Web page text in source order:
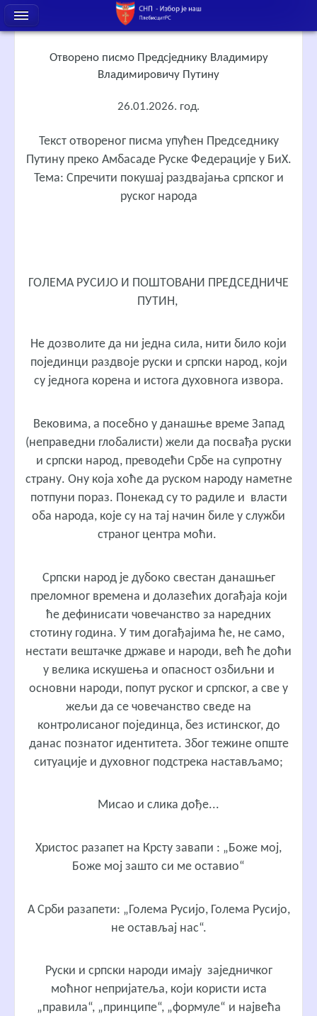
Отворено писмо Предсједнику Владимиру
Владимировичу Путину
26.01.2026. год.
Текст отвореног писма упућен Председнику
Путину преко Амбасаде Руске Федерације у БиХ.
Тема: Спречити покушај раздвајања српског и
руског народа
ГОЛЕМА РУСИЈО И ПОШТОВАНИ ПРЕДСЕДНИЧЕ
ПУТИН,
Не дозволите да ни једна сила, нити било који
појединци раздвоје руски и српски народ, који
су једнога корена и истога духовнога извора.
Вековима, а посебно у данашње време Запад
(неправедни глобалисти) жели да посвађа руски
и српски народ, преводећи Србе на супротну
страну. Ону која хоће да руском народу наметне
потпуни пораз. Понекад су то радиле и власти
оба народа, које су на тај начин биле у служби
страног центра моћи.
Српски народ је дубоко свестан данашњег
преломног времена и долазећих догађаја који
ће дефинисати човечанство за наредних
стотину година. У тим догађајима ће, не само,
нестати вештачке државе и народи, већ ће доћи
у велика искушења и опасност озбиљни и
основни народи, попут руског и српског, а све у
жељи да се човечанство сведе на
контролисаног појединца, без истинског, до
данас познатог идентитета. Због тежине опште
ситуације и духовног подстрека настављамо;
Мисао и слика дође...
Христос разапет на Крсту завапи : „Боже мој,
Боже мој зашто си ме оставио“
А Срби разапети: „Голема Русијо, Голема Русијо,
не остављај нас“.
Руски и српски народи имају заједничког
моћног непријатеља, који користи иста
„правила“, „принципе“, „формуле“ и највећа